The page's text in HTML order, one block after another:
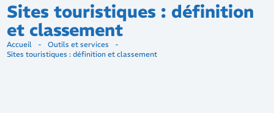
Sites touristiques : définition
et classement
Accueil - Outils et services
-
Sites touristiques : définition et classement